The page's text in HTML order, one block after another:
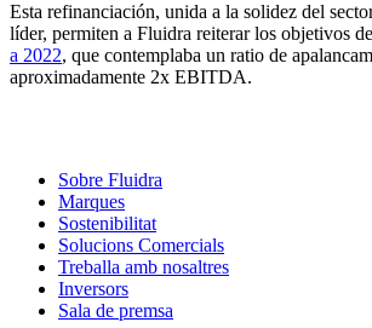
Esta refinanciación, unida a la solidez del
líder, permiten a Fluidra reiterar los objetivos
a 2022, que contemplaba un ratio de
aproximadamente 2x EBITDA.
Sobre Fluidra
Marques
Sostenibilitat
Solucions Comercials
Treballa amb nosaltres
Inversors
Sala de premsa